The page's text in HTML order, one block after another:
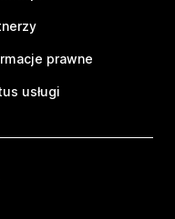
prawne
usługi